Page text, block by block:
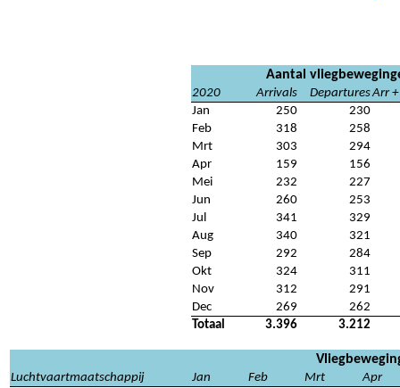
Aantal
2020 Arrivals DeparturesArr
Jan
250
230
Feb
318
258
Mrt
303
294
Apr
159
156
Mei
232
227
Jun
260
253
Jul
341
329
Aug
340
321
Sep
292
284
Okt
324
311
Nov
312
291
Dec
269
262
Totaal
3.396 3.212
Luchtvaartmaatschappij Jan Feb Mrt
Apr